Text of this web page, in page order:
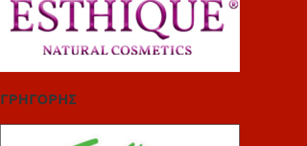
ΓΡΗΓΟΡΗΣ